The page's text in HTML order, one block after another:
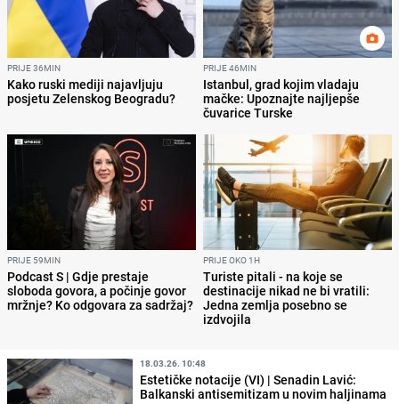
PRIJE 36MIN
Kako ruski mediji najavljuju
posjetu Zelenskog Beogradu?
PRIJE 46MIN
Istanbul, grad kojim vladaju
mačke: Upoznajte najljepše
čuvarice Turske
PRIJE 59MIN
Podcast S | Gdje prestaje
sloboda govora, a počinje govor
mržnje? Ko odgovara za sadržaj?
PRIJE OKO 1H
Turiste pitali - na koje se
destinacije nikad ne bi vratili:
Jedna zemlja posebno se
izdvojila
18.03.26. 10:48
Estetičke notacije (VI) | Senadin Lavić:
Balkanski antisemitizam u novim haljinama